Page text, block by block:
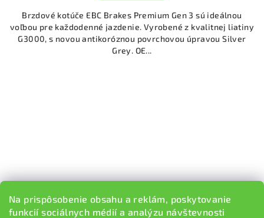
Na prispôsobenie obsahu a reklám, poskytovanie
funkcií sociálnych médií a analýzu návštevnosti
Brzdové kotúče EBC Brakes Premium Gen 3 sú ideálnou
voľbou pre každodenné jazdenie. Vyrobené z kvalitnej liatiny
G3000, s novou antikoróznou povrchovou úpravou Silver
Grey. OE...